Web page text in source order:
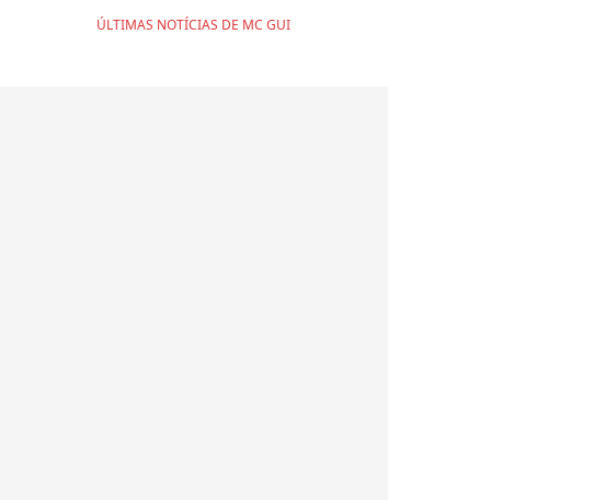
ÚLTIMAS NOTÍCIAS DE MC GUI